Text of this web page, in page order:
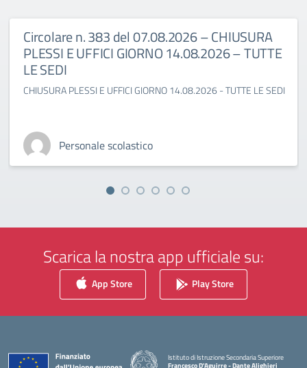
Circolare n. 383 del 07.08.2026 – CHIUSURA
PLESSI E UFFICI GIORNO 14.08.2026 – TUTTE
LE SEDI
CHIUSURA PLESSI E UFFICI GIORNO 14.08.2026 - TUTTE LE SEDI
Personale scolastico
Scarica la nostra app ufficiale su:
App Store Play Store
Istituto di Istruzione Secondaria Superiore
Francesco D'Aguirre - Dante Alighieri